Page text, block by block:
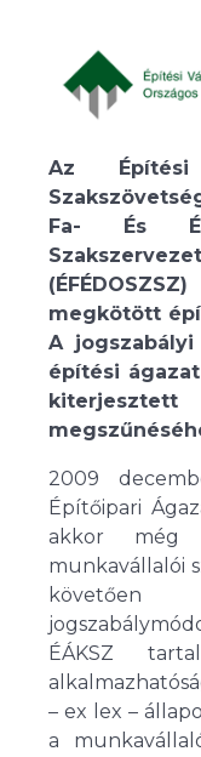
Az Építési
Fa- És
megkötött
A
építési
2009
Építőipari
akkor még
munkavállalói
ÉÁKSZ
– ex lex –
a